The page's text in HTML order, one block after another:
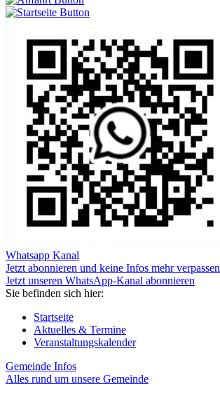
Whatsapp Kanal
Jetzt abonnieren und keine Infos mehr verpassen
Jetzt unseren WhatsApp-Kanal abonnieren
Sie befinden sich hier:
Startseite
Aktuelles & Termine
Veranstaltungskalender
Gemeinde Infos
Alles rund um unsere Gemeinde